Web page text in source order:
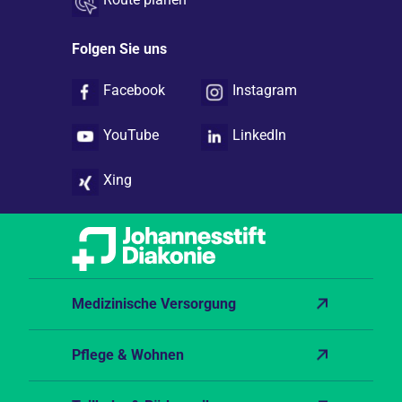
Folgen Sie uns
Facebook Instagram
YouTube LinkedIn
Xing
Medizinische Versorgung
Pflege & Wohnen